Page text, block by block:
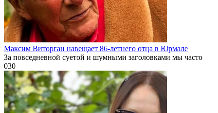
Максим Виторган навещает 86-летнего отца в Юрмале
За повседневной суетой и шумными заголовками мы часто
030